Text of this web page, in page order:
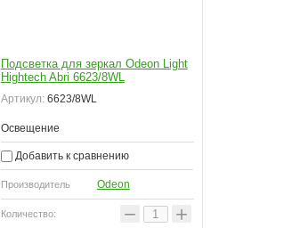
Подсветка для зеркал Odeon Light
Hightech Abri 6623/8WL
Артикул:6623/8WL
Освещение
Добавить к сравнению
Производитель Odeon
Количество: − +